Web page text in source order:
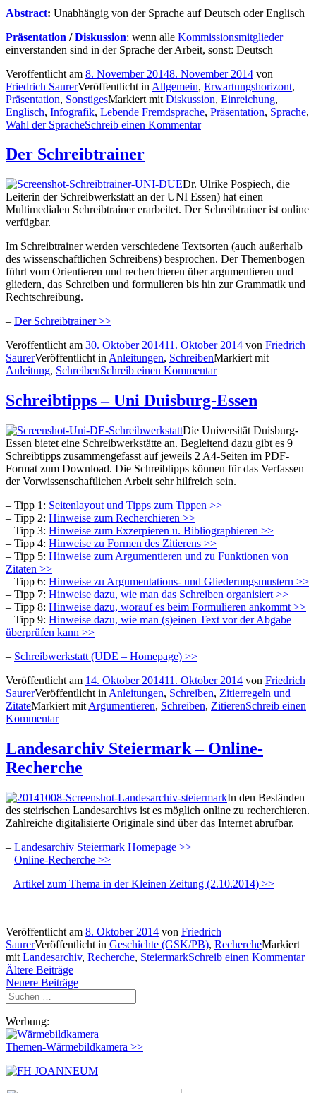
Abstract: Unabhängig von der Sprache auf Deutsch oder Englisch
Präsentation /Diskussion: wenn alle Kommissionsmitglieder
einverstanden sind in der Sprache der Arbeit, sonst: Deutsch
Veröffentlicht am 8. November 20148. November 2014 von
Friedrich SaurerVeröffentlicht in Allgemein, Erwartungshorizont,
Präsentation, SonstigesMarkiert mit Diskussion, Einreichung,
Englisch, Infografik, Lebende Fremdsprache, Präsentation, Sprache,
Wahl der SpracheSchreib einen Kommentar
Der Schreibtrainer
Dr. Ulrike Pospiech, die
Leiterin der Schreibwerkstatt an der UNI Essen) hat einen
Multimedialen Schreibtrainer erarbeitet. Der Schreibtrainer ist online
verfügbar.
Im Schreibtrainer werden verschiedene Textsorten (auch außerhalb
des wissenschaftlichen Schreibens) besprochen. Der Themenbogen
führt vom Orientieren und recherchieren über argumentieren und
gliedern, das Schreiben und formulieren bis hin zur Grammatik und
Rechtschreibung.
– Der Schreibtrainer >>
Veröffentlicht am 30. Oktober 201411. Oktober 2014 von Friedrich
SaurerVeröffentlicht in Anleitungen, SchreibenMarkiert mit
Anleitung, SchreibenSchreib einen Kommentar
Schreibtipps – Uni Duisburg-Essen
Die Universität Duisburg-
Essen bietet eine Schreibwerkstätte an. Begleitend dazu gibt es 9
Schreibtipps zusammengefasst auf jeweils 2 A4-Seiten im PDF-
Format zum Download. Die Schreibtipps können für das Verfassen
der Vorwissenschaftlichen Arbeit sehr hilfreich sein.
– Tipp 1: Seitenlayout und Tipps zum Tippen >>
– Tipp 2: Hinweise zum Recherchieren >>
– Tipp 3: Hinweise zum Exzerpieren u. Bibliographieren >>
– Tipp 4: Hinweise zu Formen des Zitierens >>
– Tipp 5: Hinweise zum Argumentieren und zu Funktionen von
Zitaten >>
– Tipp 6: Hinweise zu Argumentations- und Gliederungsmustern >>
– Tipp 7: Hinweise dazu, wie man das Schreiben organisiert >>
– Tipp 8: Hinweise dazu, worauf es beim Formulieren ankommt >>
– Tipp 9: Hinweise dazu, wie man (s)einen Text vor der Abgabe
überprüfen kann >>
– Schreibwerkstatt (UDE – Homepage) >>
Veröffentlicht am 14. Oktober 201411. Oktober 2014 von Friedrich
SaurerVeröffentlicht in Anleitungen, Schreiben, Zitierregeln und
ZitateMarkiert mit Argumentieren, Schreiben, ZitierenSchreib einen
Kommentar
Landesarchiv Steiermark – Online-
Recherche
In den Beständen
des steirischen Landesarchivs ist es möglich online zu recherchieren.
Zahlreiche digitalisierte Originale sind über das Internet abrufbar.
– Landesarchiv Steiermark Homepage >>
– Online-Recherche >>
– Artikel zum Thema in der Kleinen Zeitung (2.10.2014) >>
Veröffentlicht am 8. Oktober 2014 von Friedrich
SaurerVeröffentlicht in Geschichte (GSK/PB), RechercheMarkiert
mit Landesarchiv, Recherche, SteiermarkSchreib einen Kommentar
Beitragsnavigation
Ältere Beiträge
Neuere Beiträge
Suchen
nach:
Werbung:
Themen-Wärmebildkamera >>